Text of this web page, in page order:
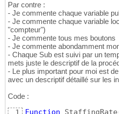
Par contre :
- Je commente chaque variable
- Je commente chaque variable
"compteur")
- Je commente tous mes boutons
- Je commente abondamment
- Chaque Sub est suivi par un
mets juste le descriptif de la
- Le plus important pour moi est
avec un descriptif détaillé sur les
Code :
Function StaffingRate